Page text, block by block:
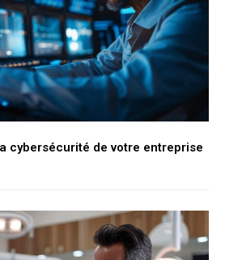
cybersécurité de votre entreprise